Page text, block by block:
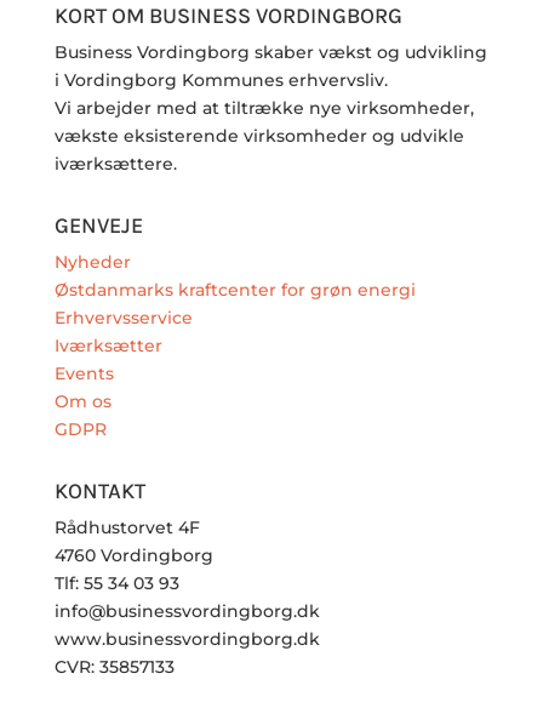
KORT OM BUSINESS VORDINGBORG
Business Vordingborg skaber vækst og udvikling
i Vordingborg Kommunes erhvervsliv.
Vi arbejder med at tiltrække nye virksomheder,
vækste eksisterende virksomheder og udvikle
iværksættere.
GENVEJE
Nyheder
Østdanmarks kraftcenter for grøn energi
Erhvervsservice
Iværksætter
Events
Om os
GDPR
KONTAKT
Rådhustorvet 4F
4760 Vordingborg
Tlf: 55 34 03 93
info@businessvordingborg.dk
www.businessvordingborg.dk
CVR: 35857133